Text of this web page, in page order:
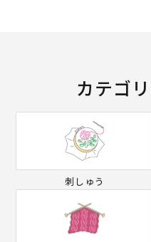
カテゴ
刺しゅう